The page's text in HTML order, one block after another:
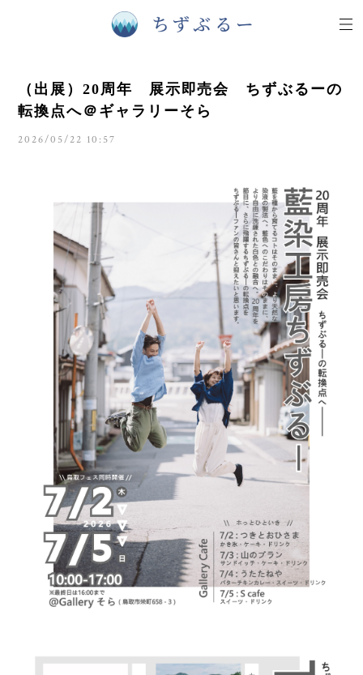
（出展）20周年 展示即売会 ちずぶるーの
転換点へ＠ギャラリーそら
2026/05/22 10:57